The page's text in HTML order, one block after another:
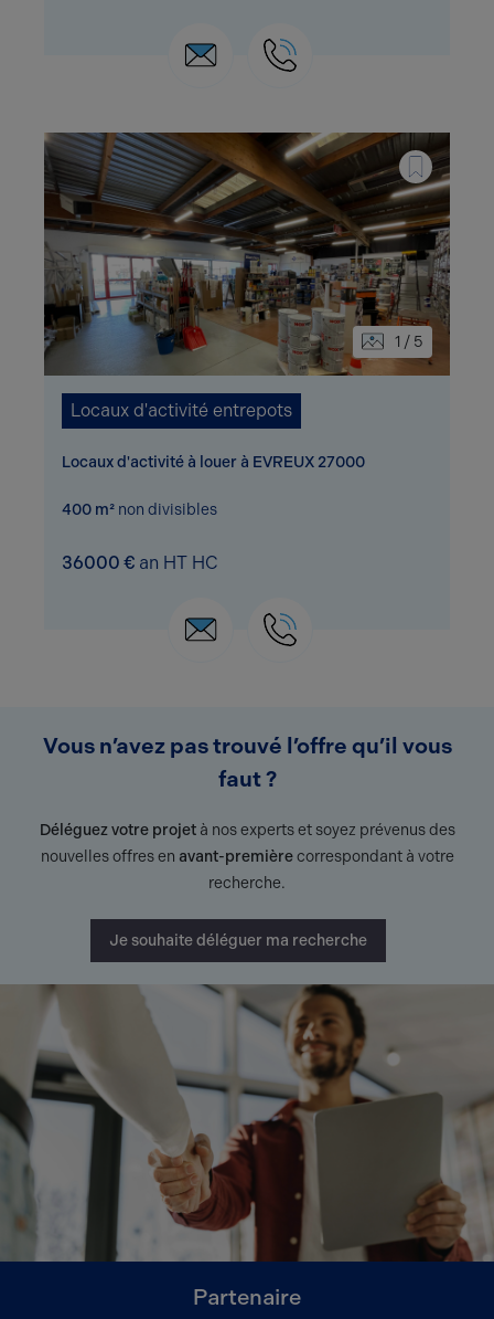
1 / 5
Locaux d'activité entrepots
Locaux d'activité à louer à EVREUX 27000
400 m² non divisibles
36000 € an HT HC
Vous n’avez pas trouvé l’offre qu’il vous
faut ?
Déléguez votre projetà nos experts et soyez prévenus des
nouvelles offres en avant-premièrecorrespondant à votre
recherche.
Je souhaite déléguer ma recherche
Partenaire